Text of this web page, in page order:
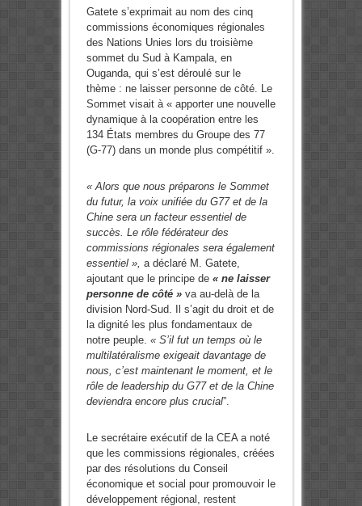
Gatete s’exprimait au nom des cinq
commissions économiques régionales
des Nations Unies lors du troisième
sommet du Sud à Kampala, en
Ouganda, qui s’est déroulé sur le
thème : ne laisser personne de côté. Le
Sommet visait à « apporter une nouvelle
dynamique à la coopération entre les
134 États membres du Groupe des 77
(G-77) dans un monde plus compétitif ».
« Alors que nous préparons le Sommet
du futur, la voix unifiée du G77 et de la
Chine sera un facteur essentiel de
succès. Le rôle fédérateur des
commissions régionales sera également
essentiel », a déclaré M. Gatete,
ajoutant que le principe de « ne laisser
personne de côté »va au-delà de la
division Nord-Sud. Il s’agit du droit et de
la dignité les plus fondamentaux de
notre peuple. « S’il fut un temps où le
multilatéralisme exigeait davantage de
nous, c’est maintenant le moment, et le
rôle de leadership du G77 et de la Chine
deviendra encore plus crucial”.
Le secrétaire exécutif de la CEA a noté
que les commissions régionales, créées
par des résolutions du Conseil
économique et social pour promouvoir le
développement régional, restent